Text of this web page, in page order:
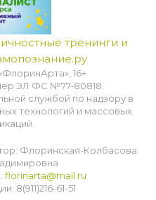
16+
ЭЛ ФС №77-80818.
службой по надзору в
технологий и массовых
Флоринская-Колбасова
florinarta@mail.ru
8(911)216-61-51